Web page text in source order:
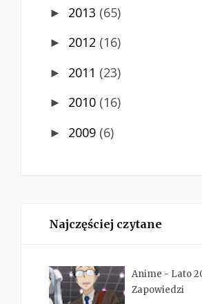
► 2013 (65)
► 2012 (16)
► 2011 (23)
► 2010 (16)
► 2009 (6)
Najczęściej czytane
Anime - Lato
Zapowiedzi